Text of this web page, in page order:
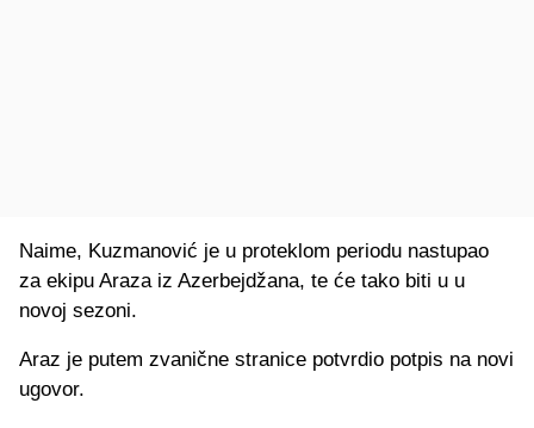
Naime, Kuzmanović je u proteklom periodu nastupao
za ekipu Araza iz Azerbejdžana, te će tako biti u u
novoj sezoni.
Araz je putem zvanične stranice potvrdio potpis na novi
ugovor.